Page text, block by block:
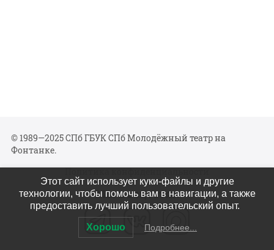
© 1989—2025 СПб ГБУК СПб Молодёжный театр на
Фонтанке.
Политика конфиденциальности
Мы в соцсетях
Этот сайт использует куки-файлы и другие
технологии, чтобы помочь вам в навигации, а также
предоставить лучший пользовательский опыт.
Хорошо Подробнее...